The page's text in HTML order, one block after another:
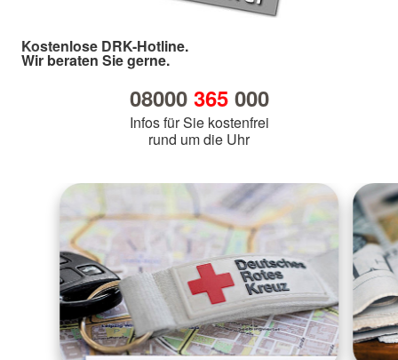
Kostenlose DRK-Hotline.
Wir beraten Sie gerne.
08000 365000
Infos für Sie kostenfrei
rund um die Uhr